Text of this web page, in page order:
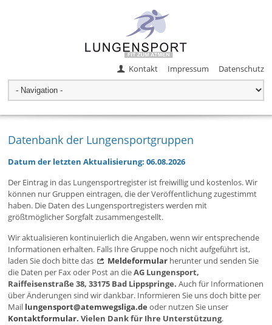
Kontakt Impressum Datenschutz
Datenbank der Lungensportgruppen
Datum der letzten Aktualisierung: 06.08.2026
Der Eintrag in das Lungensportregister ist freiwillig und kostenlos. Wir
können nur Gruppen eintragen, die der Veröffentlichung zugestimmt
haben. Die Daten des Lungensportregisters werden mit
größtmöglicher Sorgfalt zusammengestellt.
Wir aktualisieren kontinuierlich die Angaben, wenn wir entsprechende
Informationen erhalten. Falls Ihre Gruppe noch nicht aufgeführt ist,
laden Sie doch bitte das
Meldeformular herunter und senden Sie
die Daten per Fax oder Post an dieAG Lungensport,
Raiffeisenstraße 38, 33175 Bad Lippspringe. Auch für Informationen
über Änderungen sind wir dankbar. Informieren Sie uns doch bitte per
Mail lungensport@atemwegsliga.de oder nutzen Sie unser
Kontaktformular. Vielen Dank für Ihre Unterstützung.